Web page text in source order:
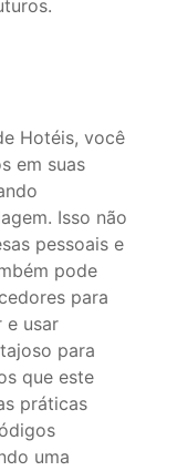
Hotéis, você
em suas
Isso não
pessoais e
pode
para
e usar
para
que este
práticas
uma